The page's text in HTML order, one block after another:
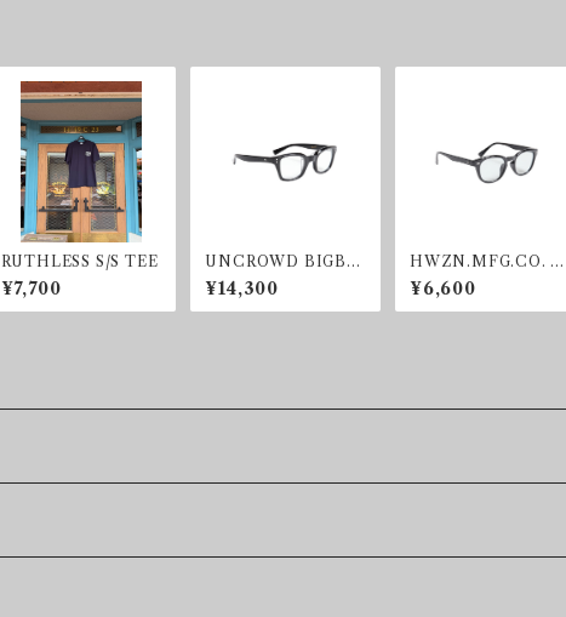
RUTHLESS S/S TEE
¥7,700
UNCROWD BIGBL
UEBIRD SUNGLAS
S BLACK/CLEAR
¥14,300
HWZN.MFG.CO. J-
D SUNGLASS GREY
¥6,600